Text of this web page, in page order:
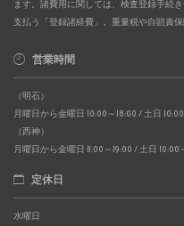
ます。諸費用に関しては、検査登録手続
支払う「登録諸経費」。重量税や自賠責
営業時間
（明石）
月曜日から金曜日 10:00～18:00 / 土日
（西神）
月曜日から金曜日 11:00～19:00 / 土日 10:00
定休日
水曜日